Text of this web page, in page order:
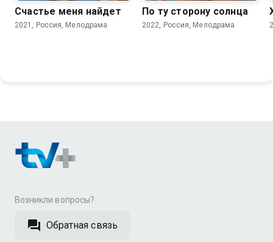
Счастье меня найдет
2021, Россия, Мелодрама
По ту сторону солнца
2022, Россия, Мелодрама
Возникли вопросы?
Обратная связь